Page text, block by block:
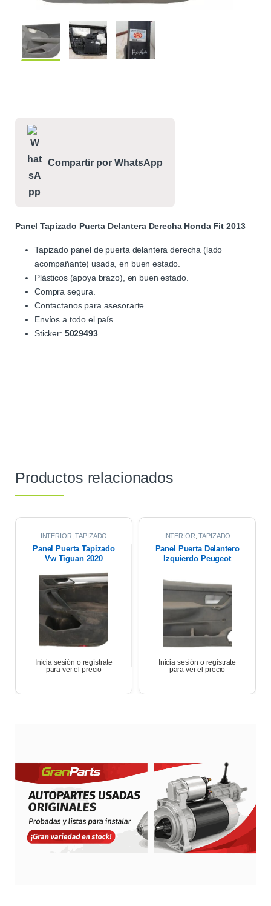
Compartir por WhatsApp
Panel Tapizado Puerta Delantera Derecha Honda Fit 2013
Tapizado panel de puerta delantera derecha (lado
acompañante) usada, en buen estado.
Plásticos (apoya brazo), en buen estado.
Compra segura.
Contactanos para asesorarte.
Envíos a todo el país.
Sticker: 5029493
Productos relacionados
INTERIOR ,TAPIZADO
Panel Puerta Tapizado
Vw Tiguan 2020
Inicia sesión o regístrate
para ver el precio
INTERIOR ,TAPIZADO
Panel Puerta Delantero
Izquierdo Peugeot
Inicia sesión o regístrate
para ver el precio